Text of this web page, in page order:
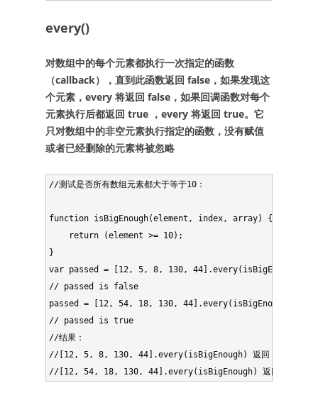
every()
对数组中的每个元素都执行一次指定的函数
（callback），直到此函数返回 false，如果发现这
个元素，every 将返回 false，如果回调函数对每个
元素执行后都返回 true ，every 将返回 true。它
只对数组中的非空元素执行指定的函数，没有赋值
或者已经删除的元素将被忽略
//测试是否所有数组元素都大于等于10：
function isBigEnough(element, index, array) {
    return (element >= 10);
}
var passed = [12, 5, 8, 130, 44].every(isBigEnough);
// passed is false
passed = [12, 54, 18, 130, 44].every(isBigEnough);
// passed is true
//结果：
//[12, 5, 8, 130, 44].every(isBigEnough) 返回 ： false